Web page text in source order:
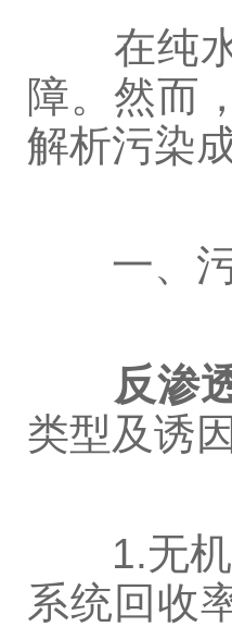
在纯水
障。然而
解析污染
一、污
反渗
类型及诱
1.无机
系统回收